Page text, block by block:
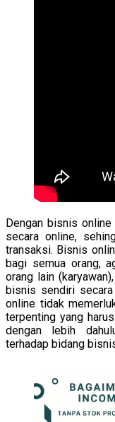
Dengan bisnis
secara online,
transaksi. Bisnis
bagi semua orang,
orang lain
bisnis sendiri secara
online tidak
terpenting yang
dengan lebih
terhadap bidang